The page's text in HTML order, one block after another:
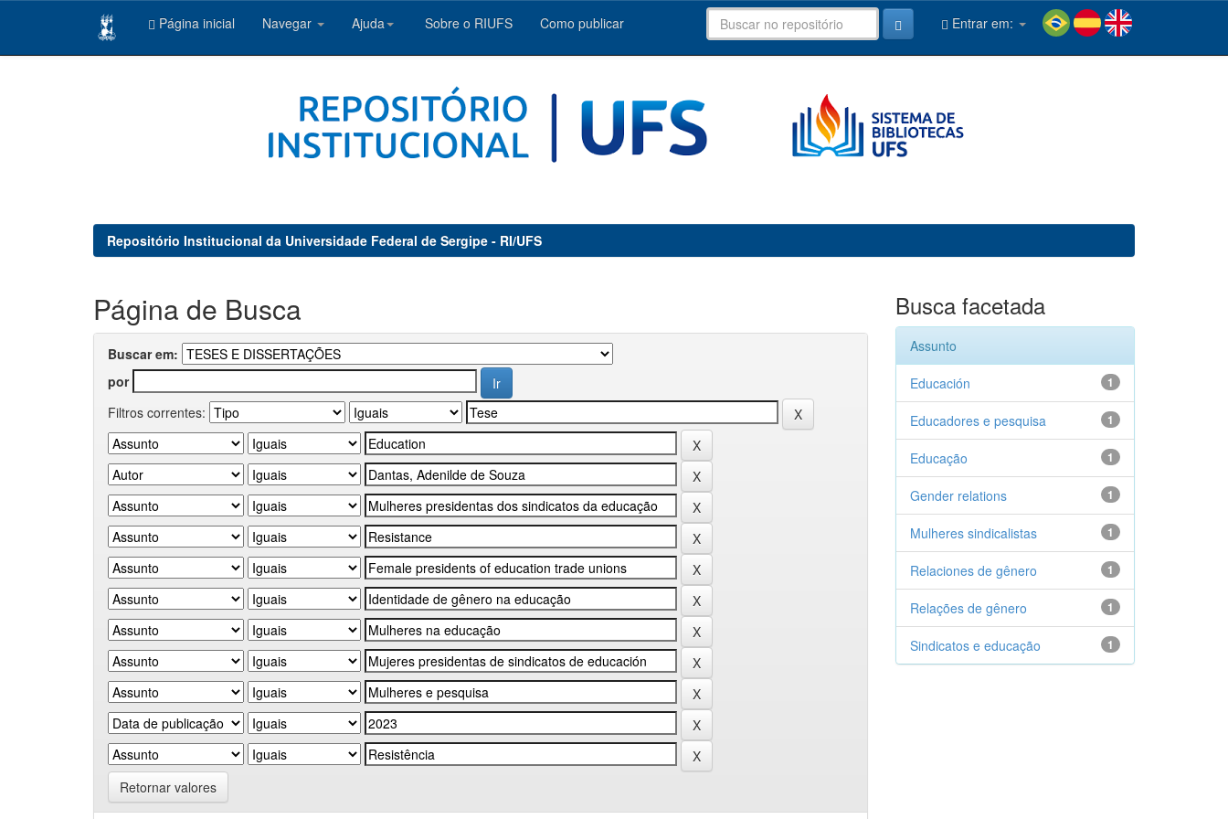
Página inicial Navegar Ajuda Sobre o RIUFS Como publicar Entrar em:
Repositório Institucional da Universidade Federal de Sergipe - RI/UFS
Página de Busca
Buscar em:
por
Filtros correntes:
Retornar valores
Busca facetada
Assunto
1
Educación
1
Educadores e pesquisa
1
Educação
1
Gender relations
1
Mulheres sindicalistas
1
Relaciones de gênero
1
Relações de gênero
1
Sindicatos e educação